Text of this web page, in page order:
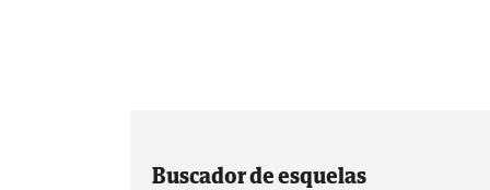
Buscador de esquelas